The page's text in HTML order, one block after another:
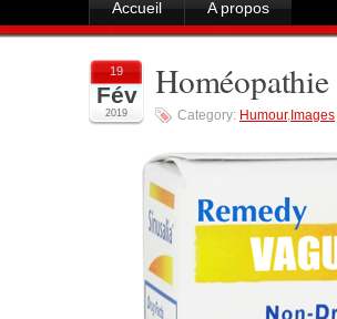
Accueil A propos
19
Fév
2019
Homéopathie
Category: Humour, Images